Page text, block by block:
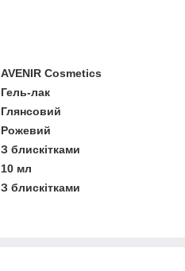
AVENIR Cosmetics
Гель-лак
Глянсовий
Рожевий
З блискітками
10 мл
З блискітками